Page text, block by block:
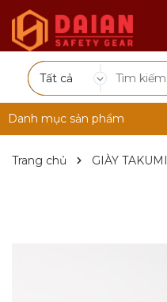
Tất cả
Danh mục sản phẩm
Trang chủ GIÀY TAKUMI